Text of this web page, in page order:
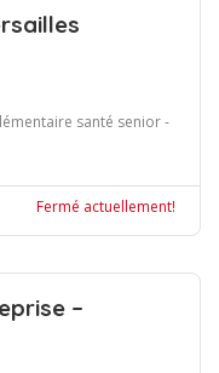
santé senior -
Fermé actuellement!
–